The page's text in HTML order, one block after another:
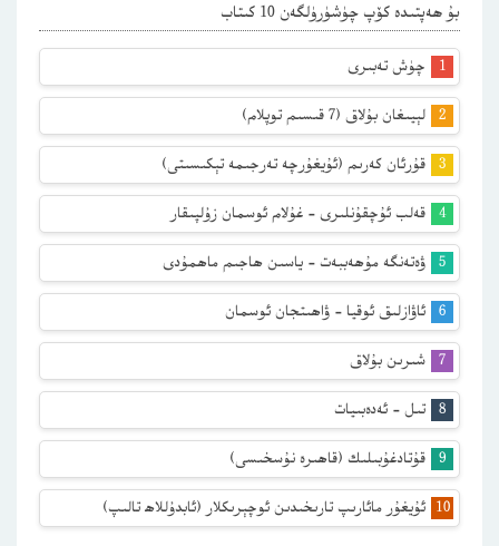
بۇ ھەپتىدە كۆپ چۈشۈرۈلگەن 10 كىتاب
چۈش تەبىرى
لېيىغان بۇلاق (7 قىسىم توپلام)
قۇرئان كەرىم (ئۇيغۇرچە تەرجىمە تېكىسىتى)
قەلب ئۇچقۇنلىرى – غۇلام ئوسمان زۇلپىقار
ۋەتەنگە مۇھەببەت – ياسىن ھاجىم ماھمۇدى
ئاۋازلىق ئوقيا – ۋاھىتجان ئوسمان
شىرىن بۇلاق
تىل – ئەدەبىيات
قۇتادغۇبىلىك (قاھىرە نۇسخىسى)
ئۇيغۇر مائارىپ تارىخىدىن ئوچېرىكلار (ئابدۇللاھ تالىپ)